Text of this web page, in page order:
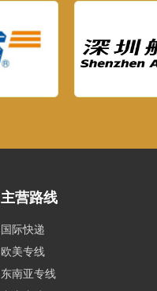
主营路线
国际快递
欧美专线
东南亚专线